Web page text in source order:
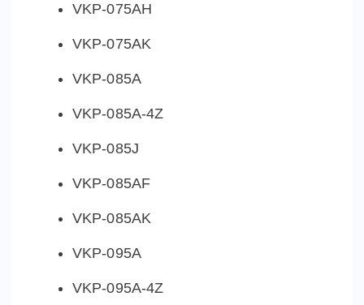
VKP-075AH
VKP-075AK
VKP-085A
VKP-085A-4Z
VKP-085J
VKP-085AF
VKP-085AK
VKP-095A
VKP-095A-4Z